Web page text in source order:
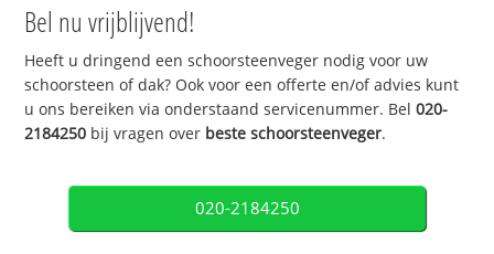
Bel nu vrijblijvend!
Heeft u dringend een schoorsteenveger nodig voor uw
schoorsteen of dak? Ook voor een offerte en/of advies kunt
u ons bereiken via onderstaand servicenummer. Bel020-
2184250 bij vragen over beste schoorsteenveger.
020-2184250